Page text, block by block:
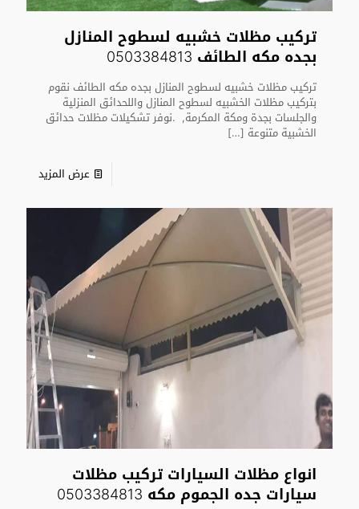
تركيب مظلات خشبيه لسطوح المنازل
بجده مكه الطائف 0503384813
تركيب مظلات خشبيه لسطوح المنازل بجده مكه الطائف نقوم
بتركيب مظلات الخشبيه لسطوح المنازل واللحدائق المنزلية
والجلسات بجدة ومكة المكرمة, .نوفر تشكيلات مظلات حدائق
الخشبية متنوعة […]
عرض المزيد
انواع مظلات السيارات تركيب مظلات
سيارات جده الجموم مكه 0503384813